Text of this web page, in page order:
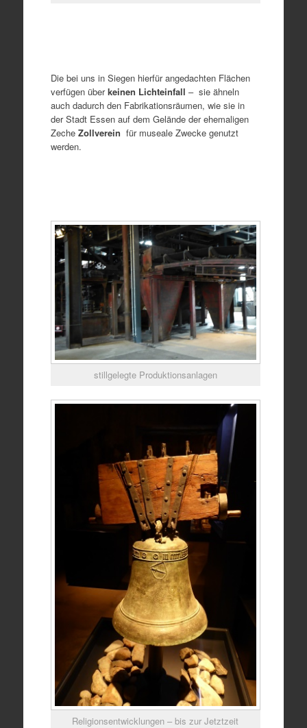
Die bei uns in Siegen hierfür angedachten Flächen
verfügen überkeinen Lichteinfall – sie ähneln
auch dadurch den Fabrikationsräumen, wie sie in
der Stadt Essen auf dem Gelände der ehemaligen
Zeche Zollverein für museale Zwecke genutzt
werden.
stillgelegte Produktionsanlagen
Religionsentwicklungen – bis zur Jetztzeit